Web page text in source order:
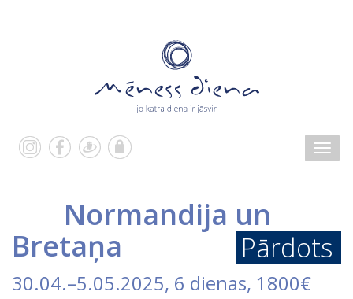
Normandija un
Bretaņa
Pārdots
30.04.–5.05.2025, 6 dienas, 1800€